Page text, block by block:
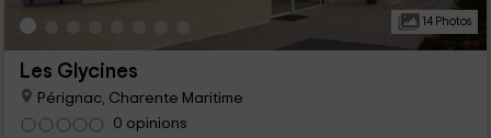
14 Photos
Les Glycines
Pérignac, Charente Maritime
0 opinions